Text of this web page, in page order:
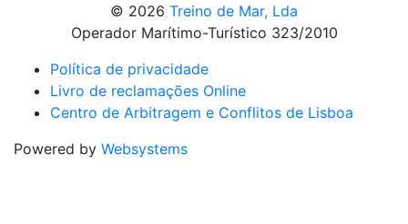
© 2026 Treino de Mar, Lda
Operador Marítimo-Turístico 323/2010
Política de privacidade
Livro de reclamações Online
Centro de Arbitragem e Conflitos de Lisboa
Powered by Websystems